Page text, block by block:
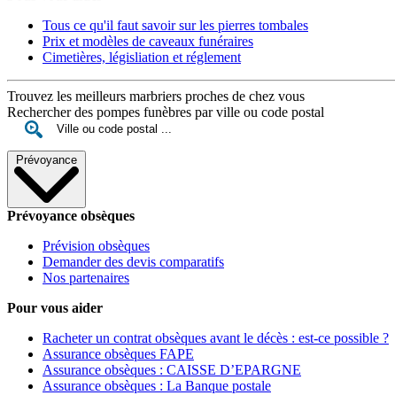
Tous ce qu'il faut savoir sur les pierres tombales
Prix et modèles de caveaux funéraires
Cimetières, législiation et réglement
Trouvez les meilleurs marbriers proches de chez vous
Rechercher des pompes funèbres par ville ou code postal
Prévoyance
Prévoyance obsèques
Prévision obsèques
Demander des devis comparatifs
Nos partenaires
Pour vous aider
Racheter un contrat obsèques avant le décès : est-ce possible ?
Assurance obsèques FAPE
Assurance obsèques : CAISSE D’EPARGNE
Assurance obsèques : La Banque postale